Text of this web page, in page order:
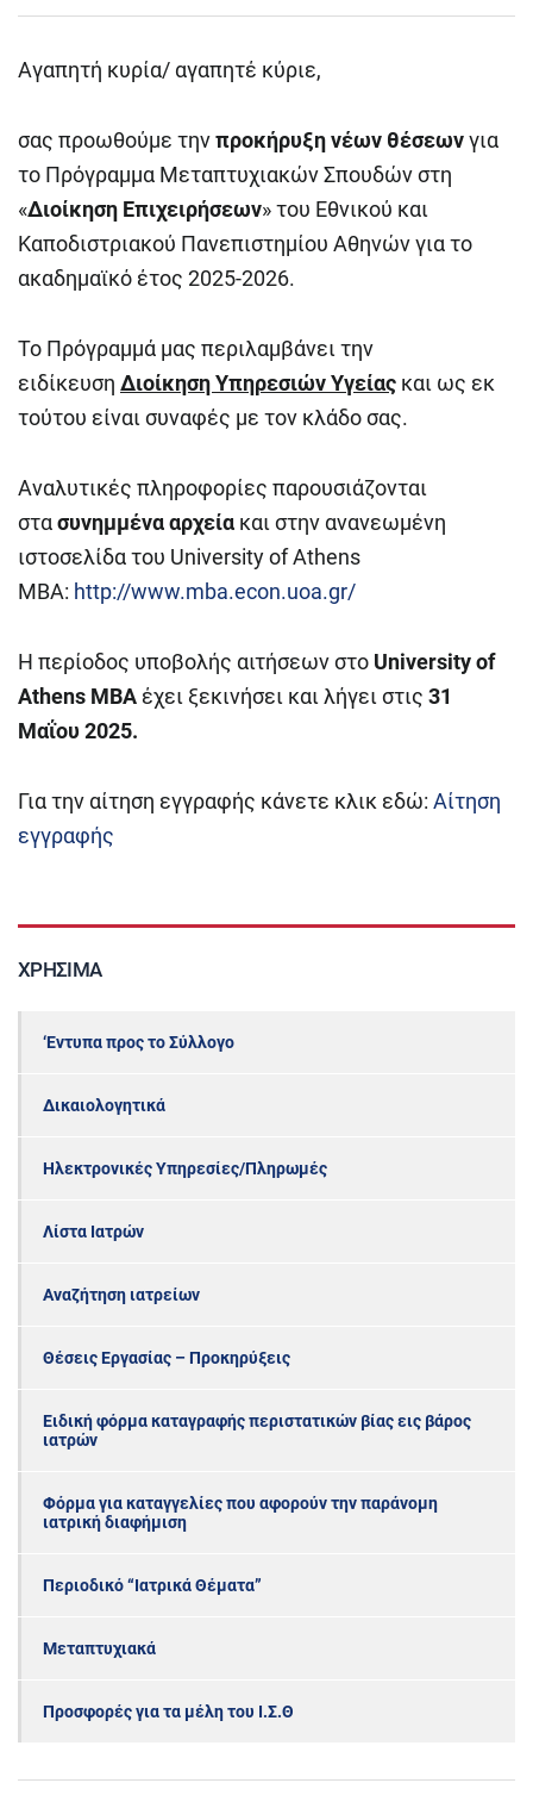
Αγαπητή κυρία/ αγαπητέ κύριε,
σας προωθούμε τηνπροκήρυξη νέων θέσεωνγια
το Πρόγραμμα Μεταπτυχιακών Σπουδών στη
«Διοίκηση Επιχειρήσεων» του Εθνικού και
Καποδιστριακού Πανεπιστημίου Αθηνών για το
ακαδημαϊκό έτος 2025-2026.
Το Πρόγραμμά μας περιλαμβάνει την
ειδίκευση Διοίκηση Υπηρεσιών Υγείας και ως εκ
τούτου είναι συναφές με τον κλάδο σας.
Αναλυτικές πληροφορίες παρουσιάζονται
στασυνημμένα αρχεία και στην ανανεωμένη
ιστοσελίδα του University of Athens
MBA: http://www.mba.econ.uoa.gr/
Η περίοδος υποβολής αιτήσεων στο University of
Athens MBA έχει ξεκινήσει και λήγει στις 31
Μαΐου 2025.
Για την αίτηση εγγραφής κάνετε κλικ εδώ: Αίτηση
εγγραφής
ΧΡΉΣΙΜΑ
‘Εντυπα προς το Σύλλογο
Δικαιολογητικά
Ηλεκτρονικές Υπηρεσίες/Πληρωμές
Λίστα Ιατρών
Αναζήτηση ιατρείων
Θέσεις Εργασίας – Προκηρύξεις
Ειδική φόρμα καταγραφής περιστατικών βίας εις βάρος
ιατρών
Φόρμα για καταγγελίες που αφορούν την παράνομη
ιατρική διαφήμιση
Περιοδικό “Ιατρικά Θέματα”
Μεταπτυχιακά
Προσφορές για τα μέλη του Ι.Σ.Θ